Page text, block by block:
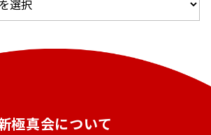
極真会について